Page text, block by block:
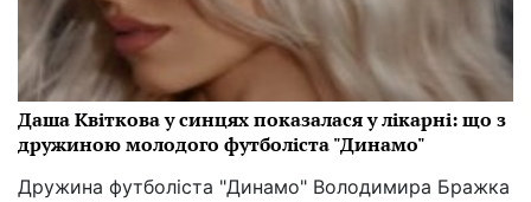
Даша Квіткова у синцях показалася у лікарні: що з
дружиною молодого футболіста "Динамо"
Дружина футболіста "Динамо" Володимира Бражка